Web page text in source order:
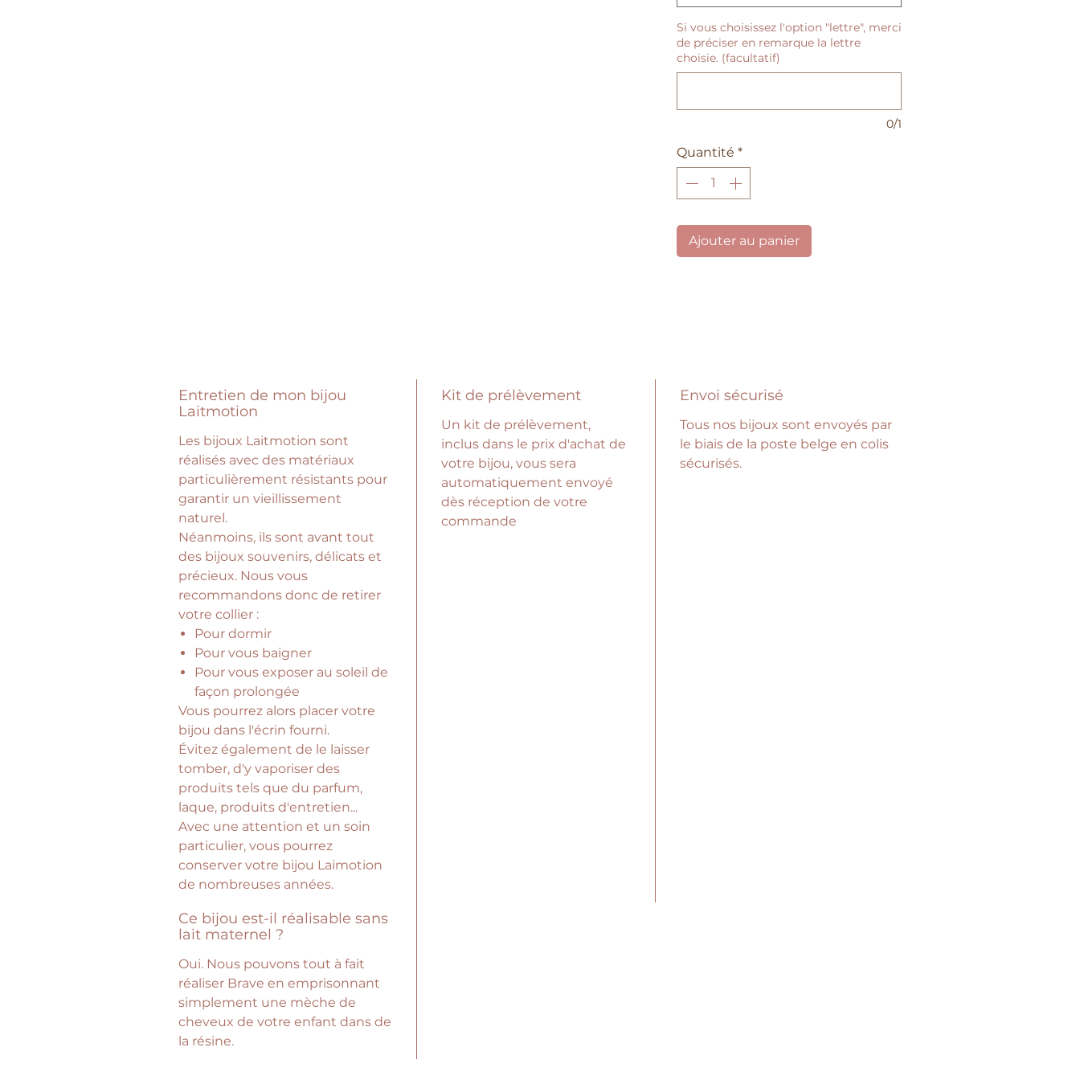
bébé,nécessite de puissants piliers.
Ce bracelet en cuir lacté a été
notre gratitudeaux papas
chaque pas pour nous rendre plus
fortes encore.
Brave est personnalisable avec une
initiale.
Si vous choisissez l'option "lettre", merci
de préciser en remarque la lettre
choisie. (facultatif)
0/1
Quantité *
Ajouter au panier
Entretien de mon bijou
Laitmotion
Les bijoux Laitmotion sont
réalisés avec des matériaux
particulièrement résistants pour
garantir un vieillissement
naturel.
Néanmoins, ils sont avant tout
des bijoux souvenirs, délicats et
précieux. Nous vous
recommandons donc de retirer
votre collier :
Pour dormir
Pour vous baigner
Pour vous exposer au soleil de
façon prolongée
Vous pourrez alors placer votre
bijou dans l'écrin fourni.
Évitez également de le laisser
tomber, d'y vaporiser des
produits tels que du parfum,
laque, produits d'entretien...
Avec une attention et un soin
particulier, vous pourrez
conserver votre bijou Laimotion
de nombreuses années.
Kit de prélèvement
Un kit de prélèvement,
inclus dans le prix d'achat de
votre bijou, vous sera
automatiquement envoyé
dès réception de votre
commande
Envoi sécurisé
Tous nos bijoux sont envoyés par
le biais de la poste belge en colis
sécurisés.
Ce bijou est-il réalisable sans
lait maternel ?
Oui. Nous pouvons tout à fait
réaliser Brave en emprisonnant
simplement une mèche de
cheveux de votre enfant dans de
la résine.